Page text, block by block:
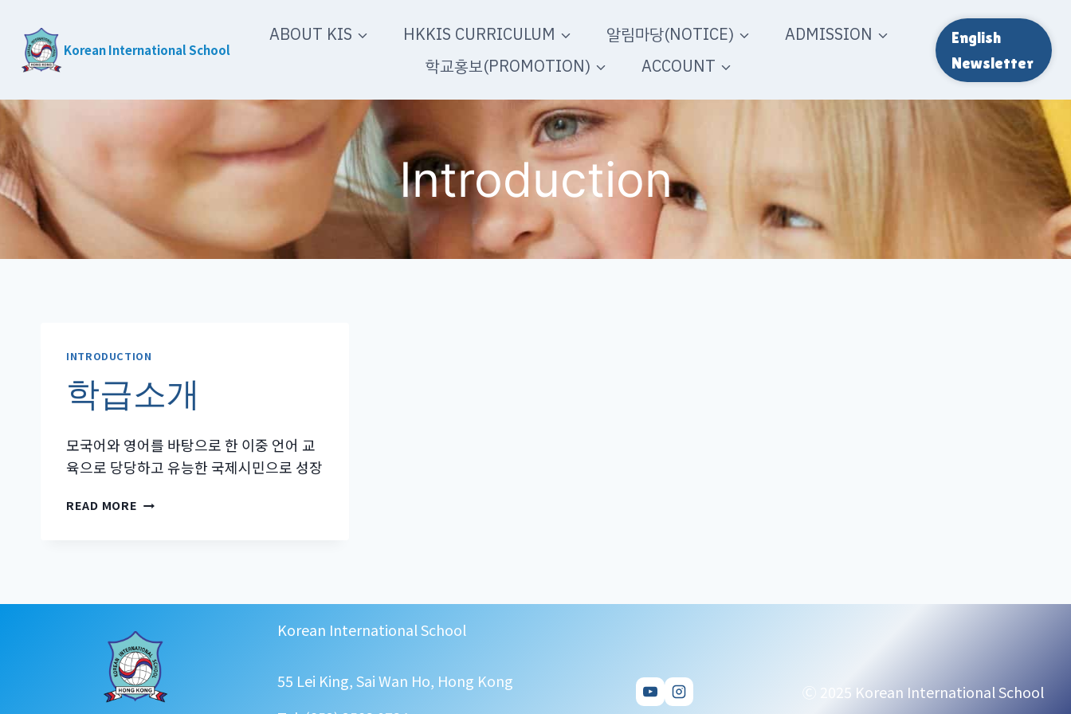
content
Korean International School
ABOUT KIS HKKIS CURRICULUM 알림마당(NOTICE)
ADMISSION
학교홍보(PROMOTION)
ACCOUNT
English
Newsletter
Introduction
INTRODUCTION
학급소개
모국어와 영어를 바탕으로 한 이중 언어 교
육으로 당당하고 유능한 국제시민으로 성장
READ MORE 학
Korean International School
55 Lei King, Sai Wan Ho, Hong Kong
Ⓒ 2025 Korean International School